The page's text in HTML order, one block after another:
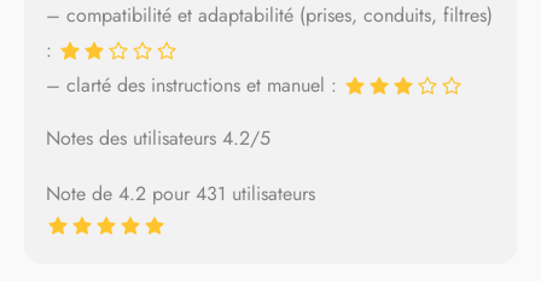
– compatibilité et adaptabilité (prises, conduits, filtres)
:
– clarté des instructions et manuel :
Notes des utilisateurs 4.2/5
Note de 4.2 pour 431 utilisateurs